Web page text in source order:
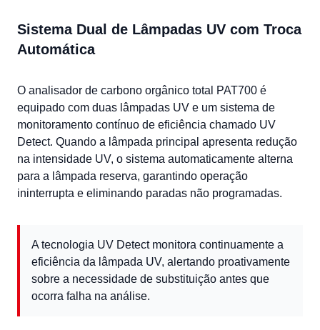
Sistema Dual de Lâmpadas UV com Troca
Automática
O analisador de carbono orgânico total PAT700 é
equipado com duas lâmpadas UV e um sistema de
monitoramento contínuo de eficiência chamado UV
Detect. Quando a lâmpada principal apresenta redução
na intensidade UV, o sistema automaticamente alterna
para a lâmpada reserva, garantindo operação
ininterrupta e eliminando paradas não programadas.
A tecnologia UV Detect monitora continuamente a
eficiência da lâmpada UV, alertando proativamente
sobre a necessidade de substituição antes que
ocorra falha na análise.